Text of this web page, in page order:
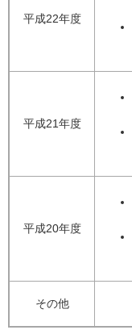
平成22年度
平成21年度
平成20年度
その他